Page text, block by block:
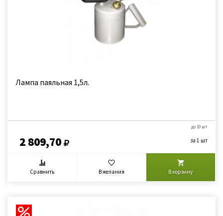
Лампа паяльная 1,5л.
2 809,70
до 10 шт
за 1 шт
Сравнить В желания В корзину